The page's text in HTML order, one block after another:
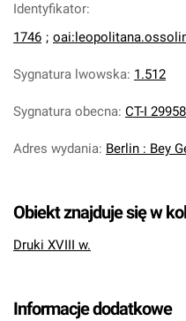
Identyfikator:
1746 ;
Sygnatura lwowska: 1.512
Sygnatura obecna: CT-I 29958
Adres wydania: Berlin : Bey
Obiekt znajduje się w
Druki XVIII w.
Informacje dodatkowe